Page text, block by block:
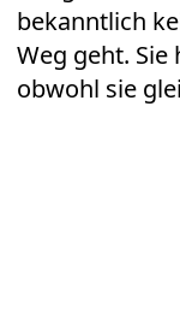
bekanntlich
Weg geht.
obwohl sie